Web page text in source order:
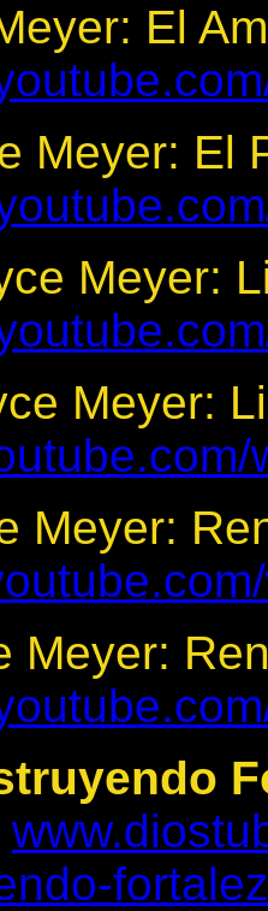
El
Meyer: El
Meyer:
Meyer:
Meyer:
Meyer: